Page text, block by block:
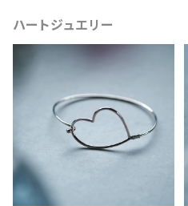
ハートジュエリー